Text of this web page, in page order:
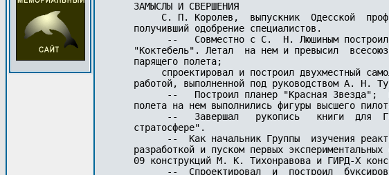
ЗАМЫСЛЫ И СВЕРШЕНИЯ
С. П. Королев,  выпускник  Одесской
получивший одобрение специалистов.
--   Совместно с С.  Н. Люшиным
"Коктебель". Летал  на нем и превысил
парящего полета;
спроектировал и построил двухместный
работой, выполненной под руководством А. Н.
--   Построил планер "Красная Звезда";
полета на нем выполнились фигуры высшего
--   Завершал   рукопись   книги  для
стратосфере".
--  Как начальник Группы  изучения
разработкой и пуском первых экспериментальных
09 конструкций М. К. Тихонравова и ГИРД-Х
--  Спроектировал  и  построил